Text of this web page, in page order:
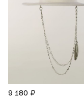
9 180 ₽